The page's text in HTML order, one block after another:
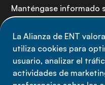
La Alianza de ENT
utiliza cookies para
usuario, analizar el
actividades de
Manténgase informado
Suscríbete ahora